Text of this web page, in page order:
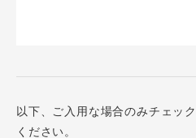
以下、ご入用な場合のみチェッ
ください。